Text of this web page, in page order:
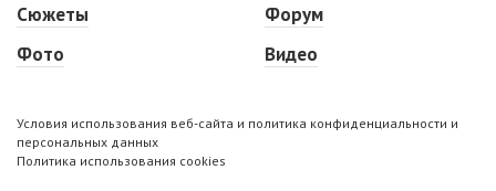
Сюжеты
Фото
Форум
Видео
Условия использования веб-сайта и политика конфиденциальности и
персональных данных
Политика использования cookies